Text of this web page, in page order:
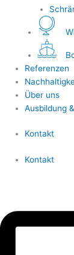
Referenzen
Über uns
Ausbildung
Kontakt
Kontakt